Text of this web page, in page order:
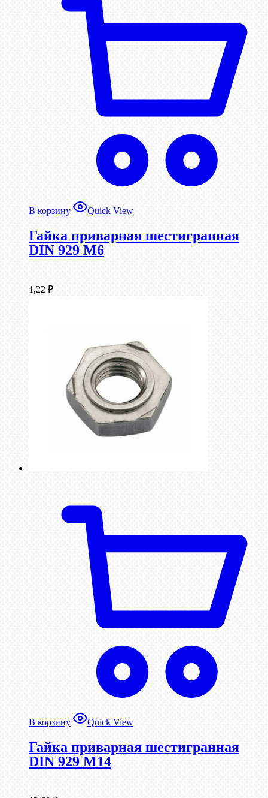
В корзину Quick View
Гайка приварная шестигранная
DIN 929 М6
1,22 ₽
В корзину Quick View
Гайка приварная шестигранная
DIN 929 М14